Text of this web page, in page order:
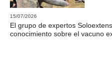
15/07/2026
El grupo de expertos
conocimiento sobre el vacuno